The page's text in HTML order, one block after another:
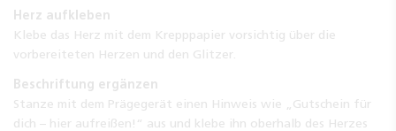
Herz aufkleben
Klebe das Herz mit dem Krepppapier vorsichtig über die
vorbereiteten Herzen und den Glitzer.
Beschriftung ergänzen
Stanze mit dem Prägegerät einen Hinweis wie „Gutschein für
dich – hier aufreißen!“ aus und klebe ihn oberhalb des Herzes